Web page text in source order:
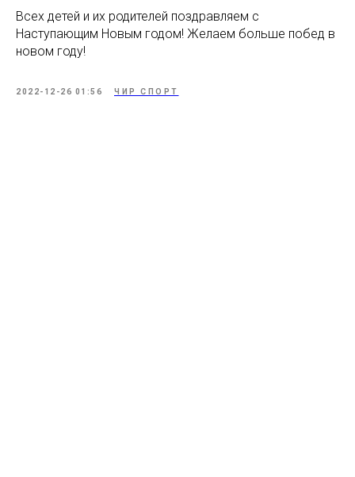
Всех детей и их родителей поздравляем с
Наступающим Новым годом! Желаем больше побед в
новом году!
2022-12-26 01:56 ЧИР СПОРТ